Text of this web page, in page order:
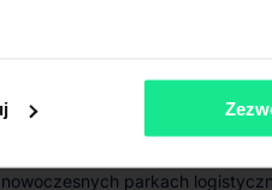
jest wpisana w